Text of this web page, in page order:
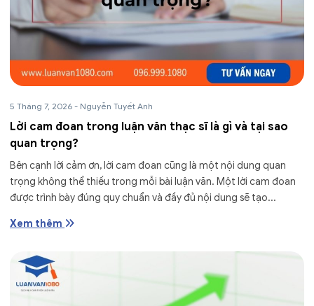
5 Tháng 7, 2026 - Nguyễn Tuyết Anh
Lời cam đoan trong luận văn thạc sĩ là gì và tại sao
quan trọng?
Bên cạnh lời cảm ơn, lời cam đoan cũng là một nội dung quan
trọng không thể thiếu trong mỗi bài luận văn. Một lời cam đoan
được trình bày đúng quy chuẩn và đầy đủ nội dung sẽ tạo...
Xem thêm